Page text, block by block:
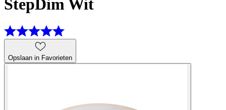
StepDim Wit
Opslaan in Favorieten